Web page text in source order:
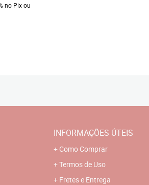
no Pix ou
INFORMAÇÕES ÚTEIS
Como Comprar
Termos de Uso
Fretes e Entrega